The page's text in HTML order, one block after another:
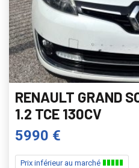
RENAULT GRAND
1.2 TCE 130CV
5990 €
Prix inférieur au marché